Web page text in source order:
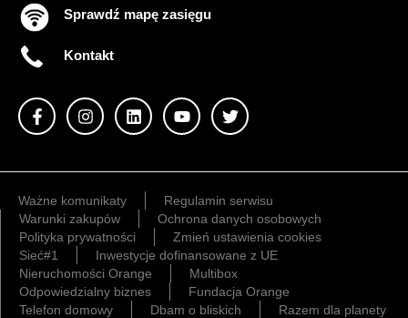
Sprawdź mapę zasięgu
Kontakt
Ważne komunikaty
Regulamin serwisu
Warunki zakupów
Ochrona danych osobowych
Polityka prywatności
Zmień ustawienia cookies
Sieć#1
Inwestycje dofinansowane z UE
Nieruchomości Orange
Multibox
Odpowiedzialny biznes
Fundacja Orange
Telefon domowy
Dbam o bliskich Razem dla planety